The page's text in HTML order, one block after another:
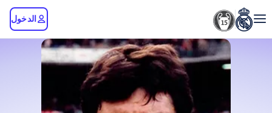
الدخول